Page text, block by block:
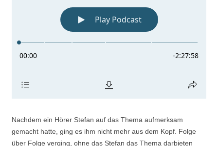
Nachdem ein Hörer Stefan auf das Thema aufmerksam
gemacht hatte, ging es ihm nicht mehr aus dem Kopf. Folge
über Folge verging, ohne das Stefan das Thema darbieten